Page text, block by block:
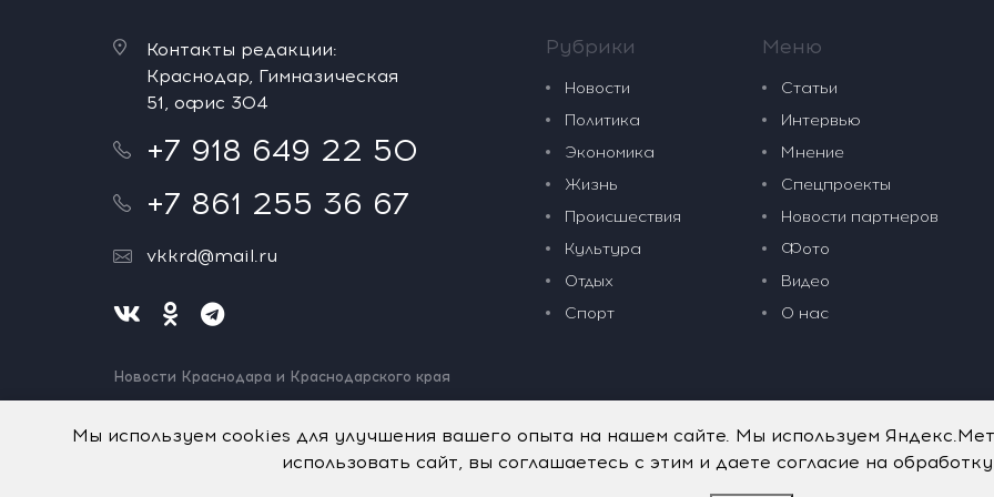
Контакты редакции:
Краснодар, Гимназическая
51, офис 304
+7 918 649 22 50
+7 861 255 36 67
vkkrd@mail.ru
Новости Краснодара и Краснодарского края
Нашли ошибку? Выделите и нажмите Ctrl+Enter.
Рубрики
Новости
Политика
Экономика
Жизнь
Происшествия
Культура
Отдых
Спорт
Меню
Статьи
Интервью
Мнение
Спецпроекты
Новости партнеров
Фото
Видео
О нас
Мы используем cookies для улучшения вашего опыта на нашем сайте. Мы используем
использовать сайт, вы соглашаетесь с этим и даете согласие на